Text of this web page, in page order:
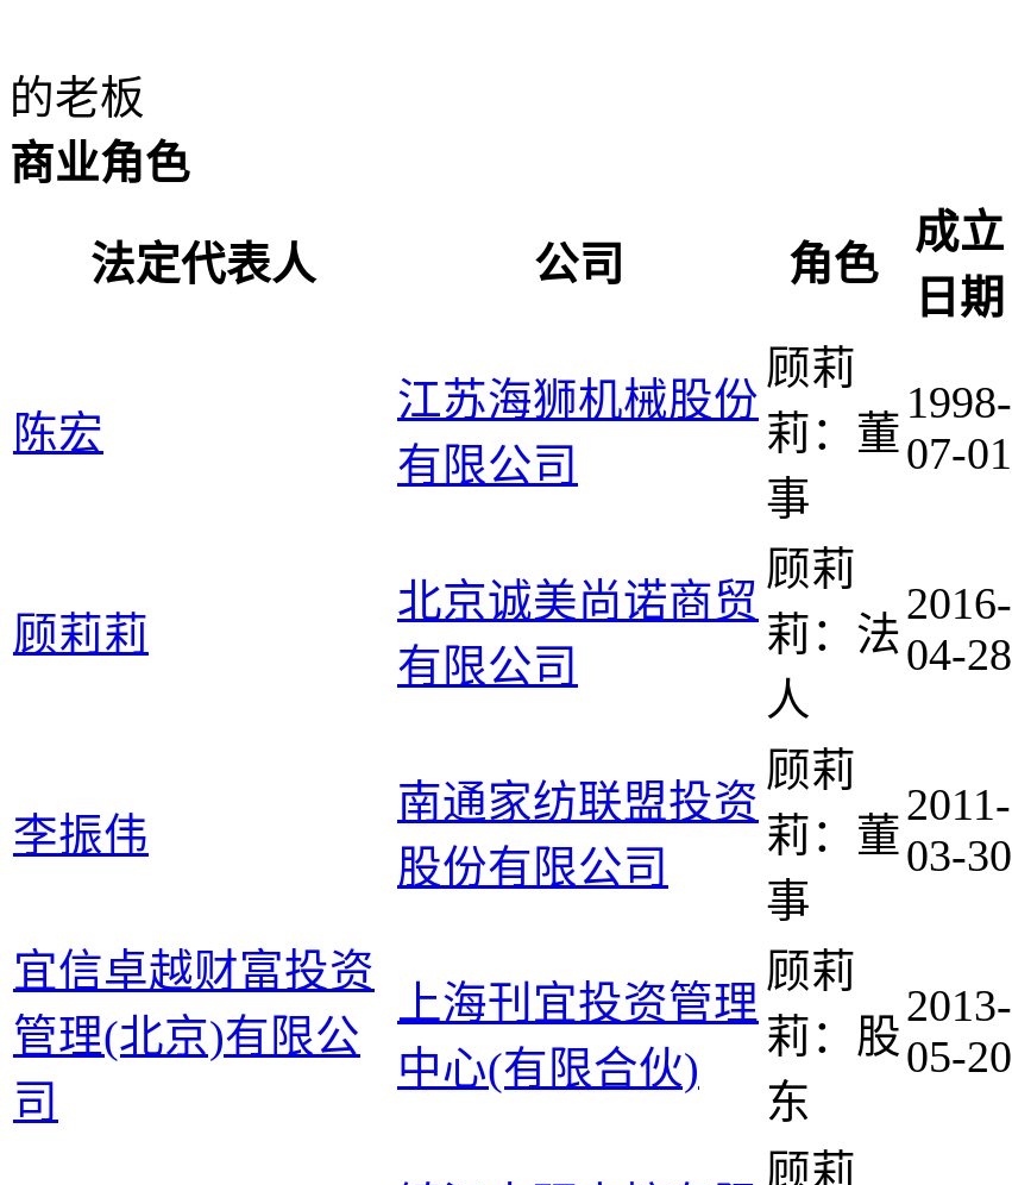
的老板
商业角色
法定代表人 公司 角色
成立
日期
陈宏
江苏海狮机械股份
有限公司
顾莉
莉：董
事
1998-
07-01
顾莉莉
北京诚美尚诺商贸
有限公司
顾莉
莉：法
人
2016-
04-28
李振伟
南通家纺联盟投资
股份有限公司
顾莉
莉：董
事
2011-
03-30
宜信卓越财富投资
管理(北京)有限公
司
上海刊宜投资管理
中心(有限合伙)
顾莉
莉：股
东
2013-
05-20
顾莉